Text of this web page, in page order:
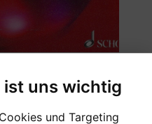
ist uns wichtig
und Targeting